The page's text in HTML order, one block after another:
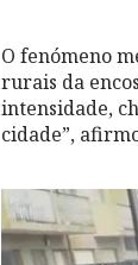
O fenómeno
rurais da
intensidade,
cidade”,